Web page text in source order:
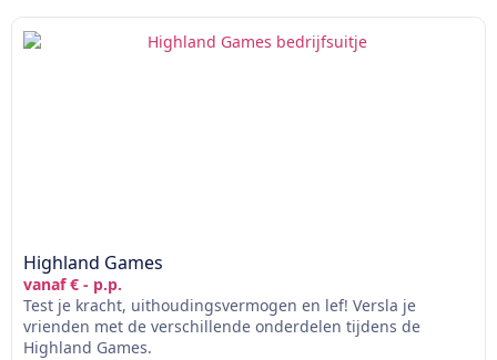
Highland Games
vanaf € - p.p.
Test je kracht, uithoudingsvermogen en lef! Versla je
vrienden met de verschillende onderdelen tijdens de
Highland Games.